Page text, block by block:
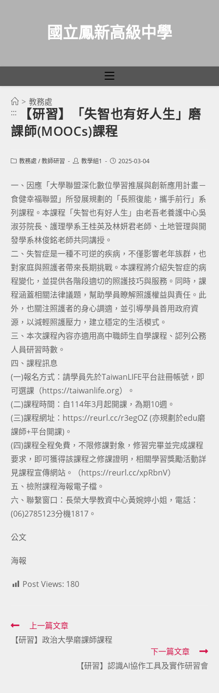
國立鳳新高級中學
> 教務處
:::
【研習】「失智也有好人生」磨
課師(MOOCs)課程
Post教務處 / 教師研習
Post教學組1
Post2025-03-04
一、因應「大學聯盟深化數位學習推展與創新應用計畫－
食健幸福聯盟」所發展規劃的「長照復能，攜手前行」系
列課程。本課程「失智也有好人生」由老吾老養護中心吳
淑芬院長、護理學系王桂英及林妍君老師、土地管理與開
發學系林俊銘老師共同講授。
二、失智症是一種不可逆的疾病，不僅影響老年族群，也
對家庭與照護者帶來長期挑戰。本課程將介紹失智症的病
程變化，並提供各階段適切的照護技巧與服務。同時，課
程涵蓋相關法律議題，幫助學員瞭解照護權益與責任。此
外，也關注照護者的身心調適，並引導學員善用政府資
源，以減輕照護壓力，建立穩定的生活模式。
三、本次課程內容亦適用高中職師生自學課程、認列公務
人員研習時數。
四、課程訊息
(一)報名方式：請學員先於TaiwanLIFE平台註冊帳號，即
可選課（https://taiwanlife.org）。
(二)課程時間：自114年3月起開課，為期10週。
(三)課程網址：https://reurl.cc/r3egOZ (亦規劃於edu磨
課師+平台開課)。
(四)課程全程免費，不限修課對象，修習完畢並完成課程
要求，即可獲得該課程之修課證明，相關學習獎勵活動詳
見課程宣傳網站。（https://reurl.cc/xpRbnV）
五、檢附課程海報電子檔。
六、聯繫窗口：長榮大學教資中心黃婉婷小姐，電話：
(06)2785123分機1817。
公文
海報
Post Views: 180
Read
more
上一篇文章
【研習】政治大學磨課師課程
下一篇文章
【研習】認識AI協作工具及實作研習會